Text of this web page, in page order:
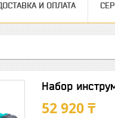
И ОПЛАТА
Набор
52 920 ₸